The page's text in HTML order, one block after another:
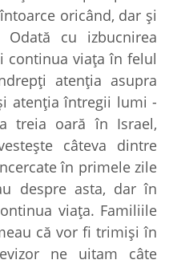
oricând, dar şi
cu izbucnirea
continua viaţa în felul
atenţia asupra
atenţia întregii lumi -
treia oară în Israel,
câteva dintre
în primele zile
despre asta, dar în
viaţa. Familiile
că vor fi trimişi în
ne uitam câte